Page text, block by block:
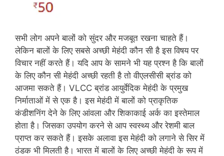
सभी लोग अपने बालों को सुंदर और मजबूत रखना चाहते हैं।
लेकिन बालों के लिए सबसे अच्‍छी मेहंदी कौन सी है इस विषय पर
विचार नहीं करते हैं। यदि आप के सामने भी यह प्रश्‍न है कि बालों
के लिए कौन सी मेहंदी अच्‍छी रहती है तो वीएलसीसी ब्रांड को
आजमा सकते हैं। VLCC ब्रांड आयुर्वेदिक मेहंदी के प्रमुख
निर्माताओं में से एक है। इस मेहंदी में बालों को प्राकृतिक
कंडीशनिंग देने के लिए आंवला और शिकाकाई अर्क का इस्‍तेमाल
होता है। जिसका उपयोग करने से आप स्‍वस्‍थ्‍य और रेशमी बाल
प्राप्‍त कर सकते हैं। इसके अलावा इस मेहंदी को लगाने से सिर में
ठंडक भी मिलती है। भारत में बालों के लिए अच्‍छी मेहंदी के रूप में